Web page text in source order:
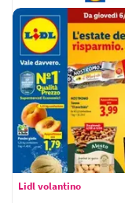
Lidl volantino